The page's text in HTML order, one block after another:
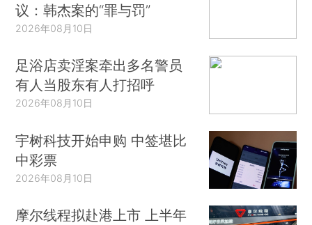
议：韩杰案的“罪与罚”
2026年08月10日
足浴店卖淫案牵出多名警员
有人当股东有人打招呼
2026年08月10日
宇树科技开始申购 中签堪比
中彩票
2026年08月10日
摩尔线程拟赴港上市 上半年